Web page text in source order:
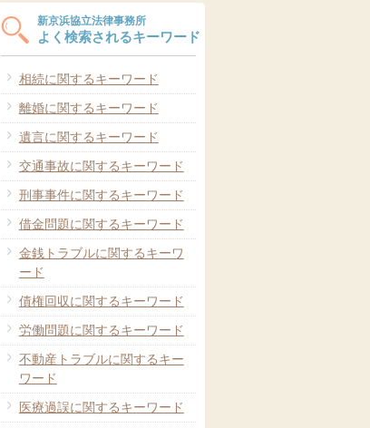
新京浜協立法律事務所
よく検索されるキーワード
相続に関するキーワード
離婚に関するキーワード
遺言に関するキーワード
交通事故に関するキーワード
刑事事件に関するキーワード
借金問題に関するキーワード
金銭トラブルに関するキーワ
ード
債権回収に関するキーワード
労働問題に関するキーワード
不動産トラブルに関するキー
ワード
医療過誤に関するキーワード